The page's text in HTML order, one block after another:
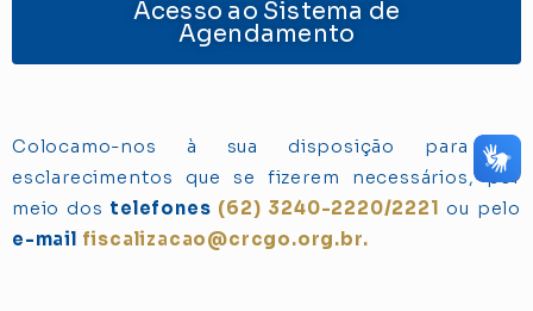
Acesso ao Sistema de
Agendamento
Colocamo-nos à sua disposição para os
esclarecimentos que se fizerem necessários, por
meio dos telefones (62) 3240-2220/2221 ou pelo
e-mail fiscalizacao@crcgo.org.br.